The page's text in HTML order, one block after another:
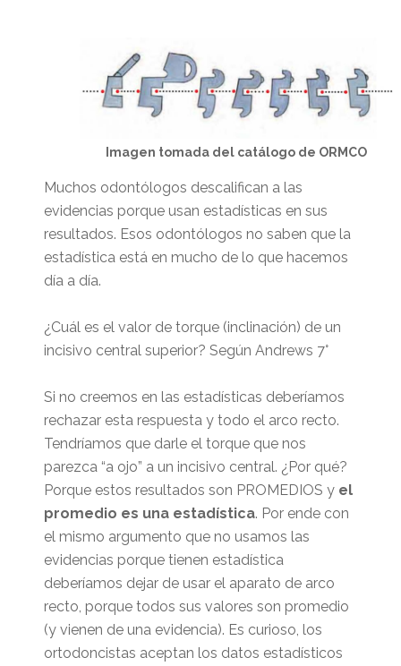
Imagen tomada del catálogo de ORMCO
Muchos odontólogos descalifican a las
evidencias porque usan estadísticas en sus
resultados. Esos odontólogos no saben que la
estadística está en mucho de lo que hacemos
día a día.
¿Cuál es el valor de torque (inclinación) de un
incisivo central superior? Según Andrews 7°
Si no creemos en las estadísticas deberíamos
rechazar esta respuesta y todo el arco recto.
Tendríamos que darle el torque que nos
parezca “a ojo” a un incisivo central. ¿Por qué?
Porque estos resultados son PROMEDIOS y el
promedio es una estadística. Por ende con
el mismo argumento que no usamos las
evidencias porque tienen estadística
deberíamos dejar de usar el aparato de arco
recto, porque todos sus valores son promedio
(y vienen de una evidencia). Es curioso, los
ortodoncistas aceptan los datos estadísticos